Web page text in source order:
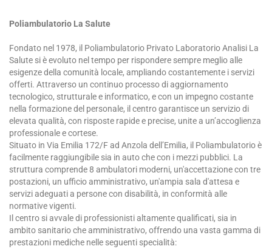
Poliambulatorio La Salute
Fondato nel 1978, il Poliambulatorio Privato Laboratorio Analisi La
Salute si è evoluto nel tempo per rispondere sempre meglio alle
esigenze della comunità locale, ampliando costantemente i servizi
offerti. Attraverso un continuo processo di aggiornamento
tecnologico, strutturale e informatico, e con un impegno costante
nella formazione del personale, il centro garantisce un servizio di
elevata qualità, con risposte rapide e precise, unite a un’accoglienza
professionale e cortese.
Situato in Via Emilia 172/F ad Anzola dell’Emilia, il Poliambulatorio è
facilmente raggiungibile sia in auto che con i mezzi pubblici. La
struttura comprende 8 ambulatori moderni, un'accettazione con tre
postazioni, un ufficio amministrativo, un'ampia sala d'attesa e
servizi adeguati a persone con disabilità, in conformità alle
normative vigenti.
Il centro si avvale di professionisti altamente qualificati, sia in
ambito sanitario che amministrativo, offrendo una vasta gamma di
prestazioni mediche nelle seguenti specialità: